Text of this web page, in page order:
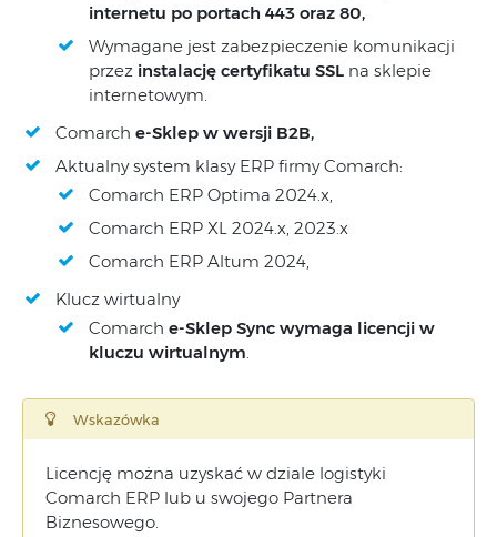
internetu po portach 443 oraz 80,
Wymagane jest zabezpieczenie komunikacji
przez instalację certyfikatu SSL na sklepie
internetowym.
Comarch e-Sklep w wersji B2B,
Aktualny system klasy ERP firmy Comarch:
Comarch ERP Optima 2024.x,
Comarch ERP XL 2024.x, 2023.x
Comarch ERP Altum 2024,
Klucz wirtualny
Comarch e-Sklep Sync wymaga licencji w
kluczu wirtualnym
Wskazówka
Licencję można uzyskać w dziale logistyki
Comarch ERP lub u swojego Partnera
Biznesowego.